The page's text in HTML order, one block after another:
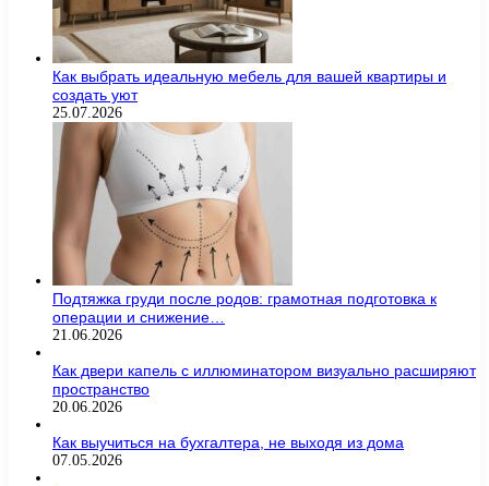
Как выбрать идеальную мебель для вашей квартиры и
создать уют
25.07.2026
Подтяжка груди после родов: грамотная подготовка к
операции и снижение…
21.06.2026
Как двери капель с иллюминатором визуально расширяют
пространство
20.06.2026
Как выучиться на бухгалтера, не выходя из дома
07.05.2026